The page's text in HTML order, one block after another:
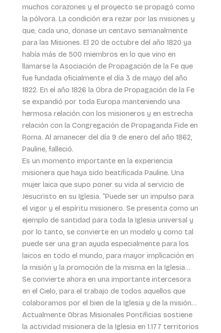
muchos corazones y el proyecto se propagó como
la pólvora. La condición era rezar por las misiones y
que, cada uno, donase un centavo semanalmente
para las Misiones. El 20 de octubre del año 1820 ya
había más de 500 miembros en lo que vino en
llamarse la Asociación de Propagación de la Fe que
fue fundada oficialmente el día 3 de mayo del año
1822. En el año 1826 la Obra de Propagación de la Fe
se expandió por toda Europa manteniendo una
hermosa relación con los misioneros y en estrecha
relación con la Congregación de Propaganda Fide en
Roma. Al amanecer del día 9 de enero del año 1862,
Pauline, falleció.
Es un momento importante en la experiencia
misionera que haya sido beatificada Pauline. Una
mujer laica que supo poner su vida al servicio de
Jesucristo en su Iglesia. “Puede ser un impulso para
el vigor y el espíritu misionero. Se presenta como un
ejemplo de santidad para toda la Iglesia universal y
por lo tanto, se convierte en un modelo y como tal
puede ser una gran ayuda especialmente para los
laicos en todo el mundo, para mayor implicación en
la misión y la promoción de la misma en la Iglesia…
Se convierte ahora en una importante intercesora
en el Cielo, para el trabajo de todos aquellos que
colaboramos por el bien de la Iglesia y de la misión…
Actualmente Obras Misionales Pontificias sostiene
la actividad misionera de la Iglesia en 1.177 territorios